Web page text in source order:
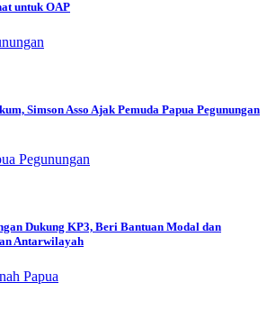
untuk OAP
Simson Asso Ajak Pemuda Papua Pegunungan
Pegunungan
Dukung KP3, Beri Bantuan Modal dan
Antarwilayah
Papua